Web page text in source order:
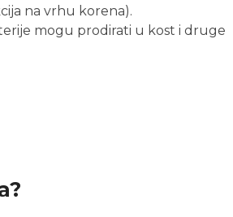
na vrhu korena).
mogu prodirati u kost i druge